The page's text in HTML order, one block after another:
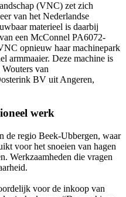
(VNC) zet zich
van het Nederlandse
materieel is daarbij
een McConnel PA6072-
opnieuw haar machinepark
armmaaier. Deze machine is
van
BV uit Angeren,
werk
de regio Beek-Ubbergen, waar
voor het snoeien van hagen
Werkzaamheden die vragen
voor de inkoop van